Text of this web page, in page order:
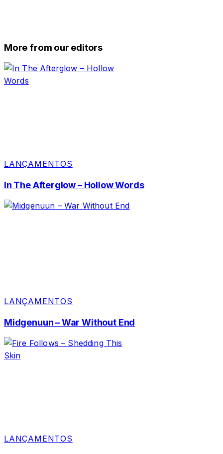
More from our editors
LANÇAMENTOS
In The Afterglow – Hollow Words
LANÇAMENTOS
Midgenuun – War Without End
LANÇAMENTOS